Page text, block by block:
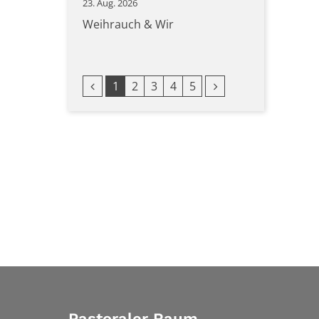
23. Aug. 2026
Weihrauch & Wir
Vorherige Seite
1 2 3 4 5 Nächste Seite